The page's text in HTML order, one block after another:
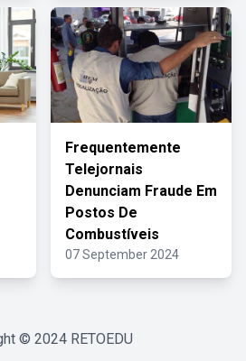
Frequentemente
Telejornais
Denunciam Fraude Em
Postos De
Combustíveis
07 September 2024
© 2024 RETOEDU